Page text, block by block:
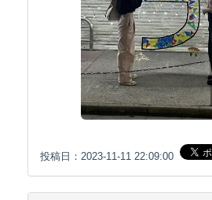
投稿日：2023-11-11 22:09:00